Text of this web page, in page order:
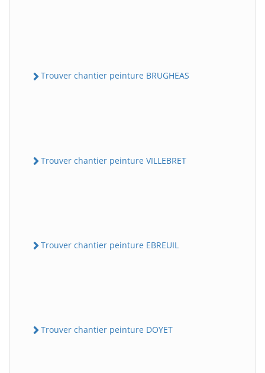
Trouver chantier peinture BRUGHEAS
Trouver chantier peinture VILLEBRET
Trouver chantier peinture EBREUIL
Trouver chantier peinture DOYET